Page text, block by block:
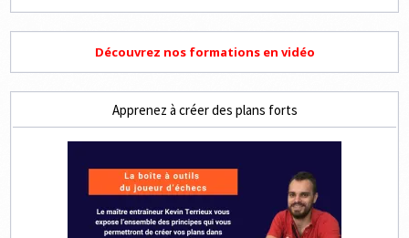
Découvrez nos formations en vidéo
Apprenez à créer des plans forts